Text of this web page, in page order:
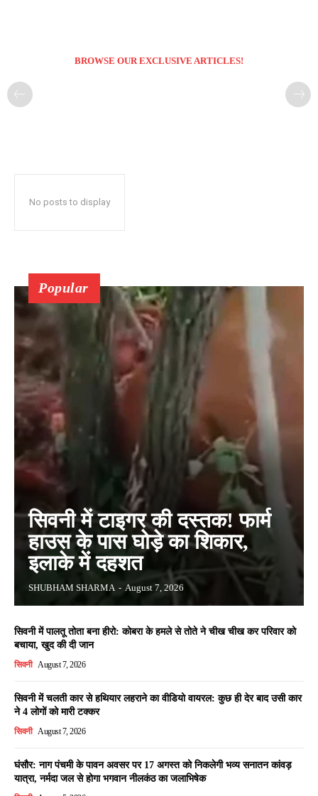
BROWSE OUR EXCLUSIVE ARTICLES!
No posts to display
Popular
सिवनी में टाइगर की दस्तक! फार्म
हाउस के पास घोड़े का शिकार,
इलाके में दहशत
SHUBHAM SHARMA - August 7, 2026
सिवनी में पालतू तोता बना हीरो: कोबरा के हमले से तोते ने चीख चीख कर परिवार को
बचाया, खुद की दी जान
सिवनी August 7, 2026
सिवनी में चलती कार से हथियार लहराने का वीडियो वायरल: कुछ ही देर बाद उसी कार
ने 4 लोगों को मारी टक्कर
सिवनी August 7, 2026
घंसौर: नाग पंचमी के पावन अवसर पर 17 अगस्त को निकलेगी भव्य सनातन कांवड़
यात्रा, नर्मदा जल से होगा भगवान नीलकंठ का जलाभिषेक